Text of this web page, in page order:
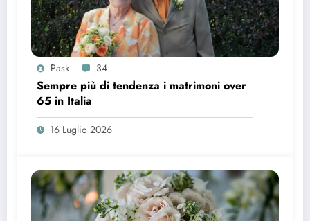
Pask 34
Sempre più di tendenza i matrimoni over
65 in Italia
16 Luglio 2026